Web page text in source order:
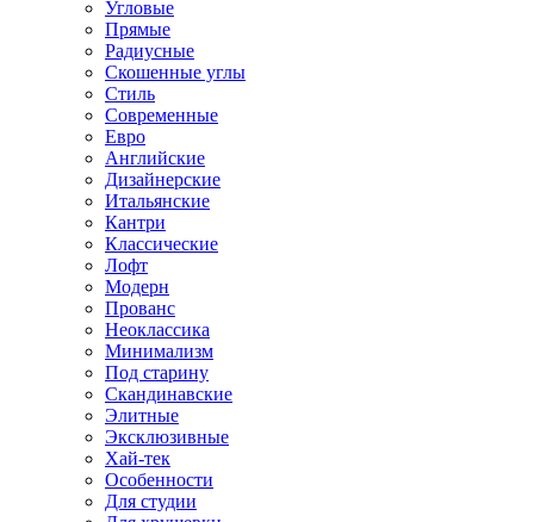
Угловые
Прямые
Радиусные
Скошенные углы
Стиль
Современные
Евро
Английские
Дизайнерские
Итальянские
Кантри
Классические
Лофт
Модерн
Прованс
Неоклассика
Минимализм
Под старину
Скандинавские
Элитные
Эксклюзивные
Хай-тек
Особенности
Для студии